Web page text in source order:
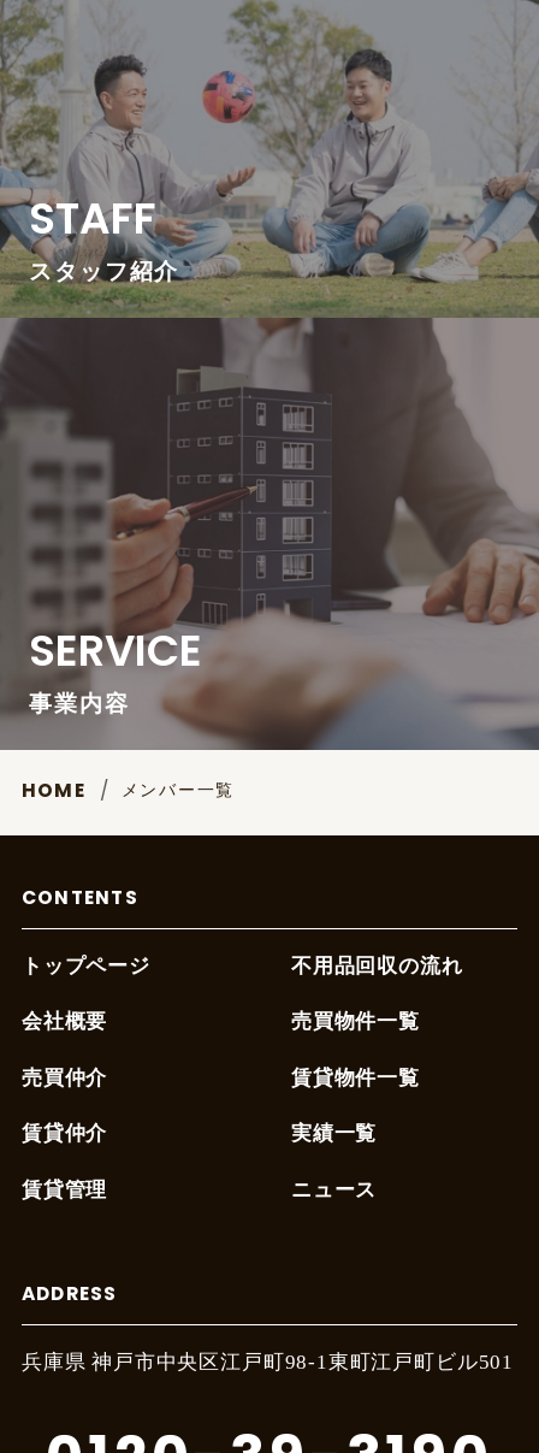
STAFF
スタッフ紹介
SERVICE
事業内容
HOME メンバー一覧
CONTENTS
トップページ
会社概要
売買仲介
賃貸仲介
賃貸管理
不用品回収の流れ
売買物件一覧
賃貸物件一覧
実績一覧
ニュース
ADDRESS
兵庫県 神戸市中央区江戸町98-1東町江戸町ビル501